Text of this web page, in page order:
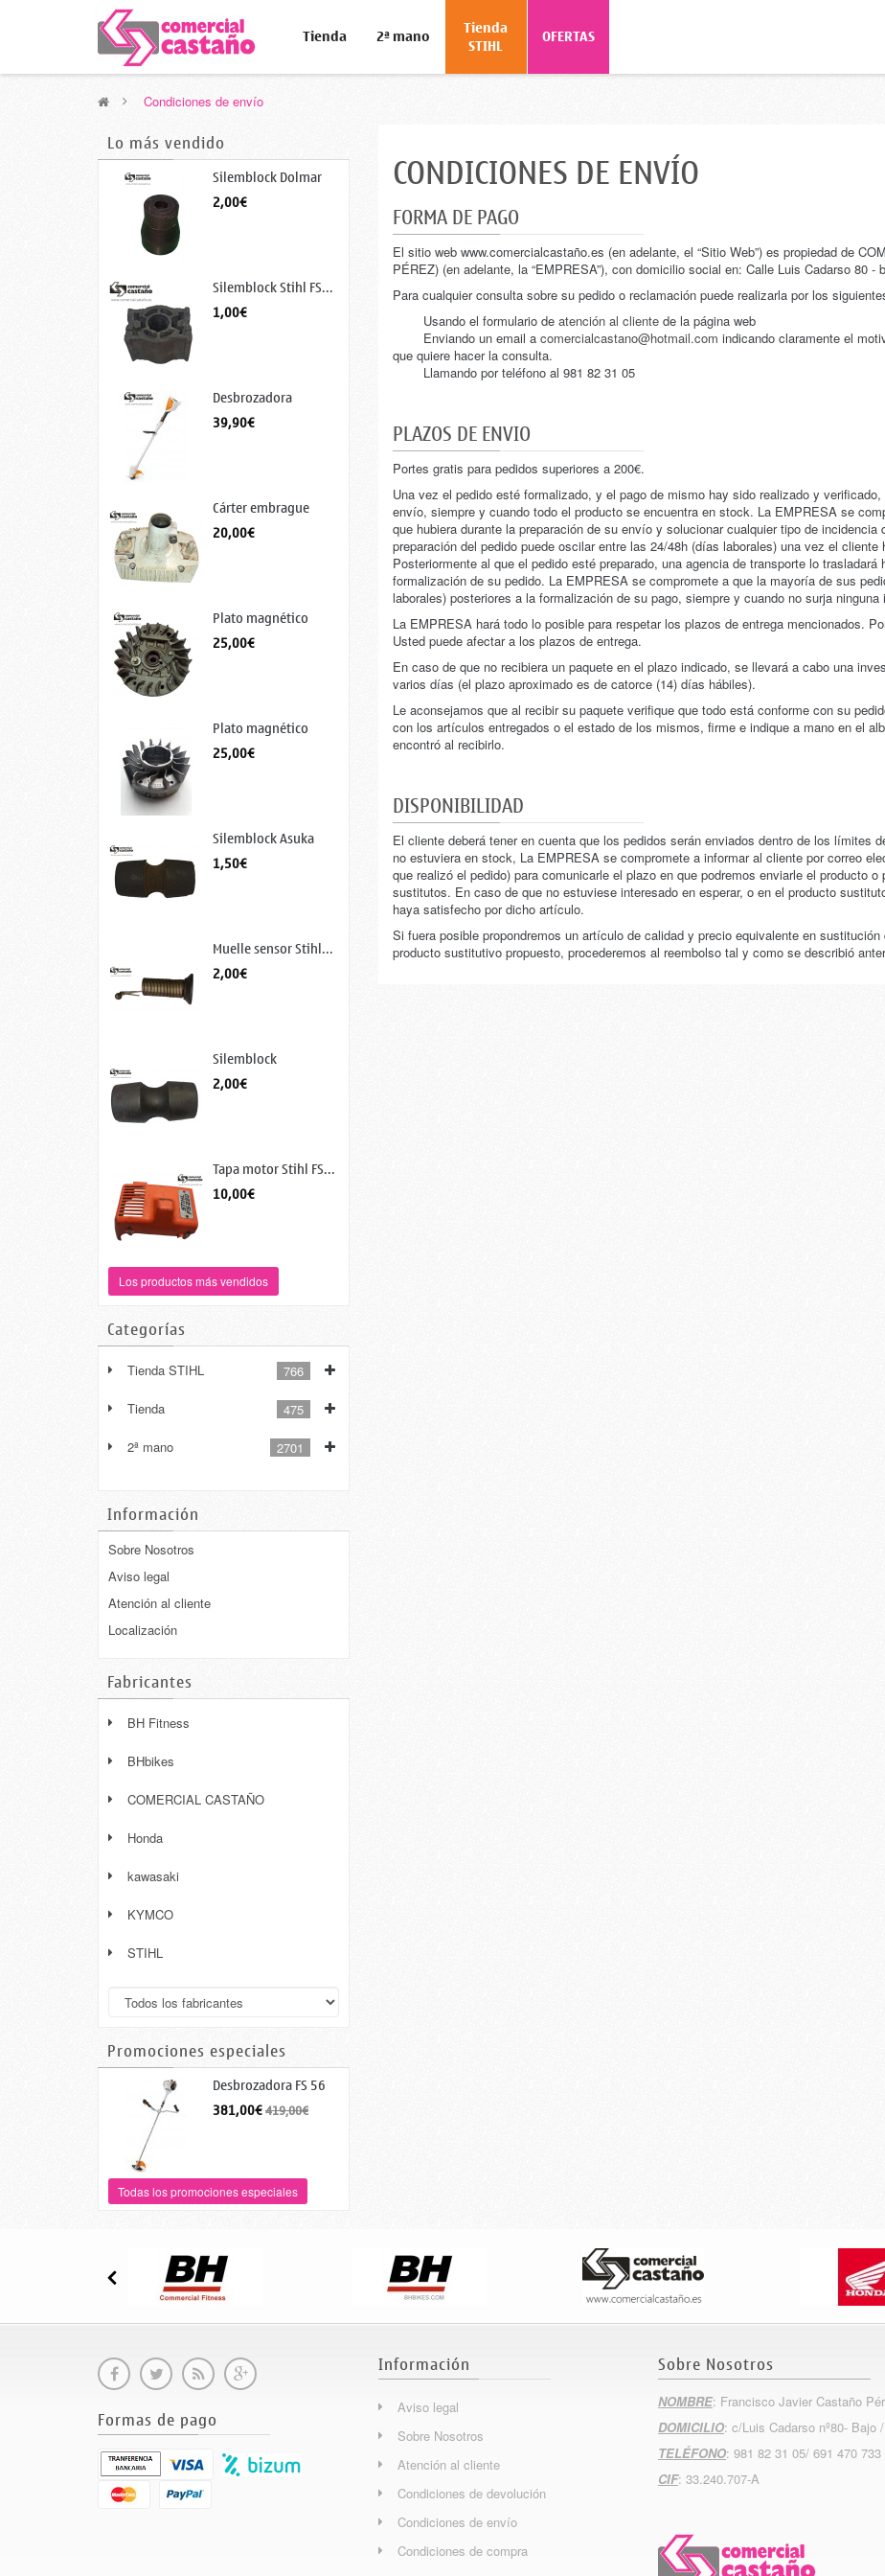
Tienda 2ª mano Tienda
STIHL OFERTAS
> Condiciones de envío
Lo más vendido
Silemblock Dolmar
MS...
2,00€
Silemblock Stihl FS...
1,00€
Desbrozadora
juguete
39,90€
Cárter embrague
STIHL...
20,00€
Plato magnético
Dolmar...
25,00€
Plato magnético
stihl...
25,00€
Silemblock Asuka
1,50€
Muelle sensor Stihl...
2,00€
Silemblock
depósito...
2,00€
Tapa motor Stihl FS...
10,00€
Los productos más vendidos
Categorías
Tienda STIHL 766
Tienda 475
2ª mano 2701
Información
Sobre Nosotros
Aviso legal
Atención al cliente
Localización
Fabricantes
BH Fitness
BHbikes
COMERCIAL CASTAÑO
Honda
kawasaki
KYMCO
STIHL
Promociones especiales
Desbrozadora FS 56
C-E
381,00€419,00€
Todas los promociones especiales
CONDICIONES DE ENVÍO
FORMA DE PAGO
El sitio web www.comercialcastaño.es (en adelante, el “Sitio Web”) es propiedad de
PÉREZ) (en adelante, la “EMPRESA”), con domicilio social en: Calle Luis Cadarso 80 -
Para cualquier consulta sobre su pedido o reclamación puede realizarla por los
Usando el formulario de atención al clientede la página web
Enviando un email a comercialcastano@hotmail.com indicando claramente el
que quiere hacer la consulta.
Llamando por teléfono al 981 82 31 05
PLAZOS DE ENVIO
Portes gratis para pedidos superiores a 200€.
Una vez el pedido esté formalizado, y el pago de mismo hay sido realizado y
envío, siempre y cuando todo el producto se encuentra en stock. La EMPRESA se
que hubiera durante la preparación de su envío y solucionar cualquier tipo de
preparación del pedido puede oscilar entre las 24/48h (días laborales) una vez el
Posteriormente al que el pedido esté preparado, una agencia de transporte lo
formalización de su pedido. La EMPRESA se compromete a que la mayoría de sus
laborales) posteriores a la formalización de su pago, siempre y cuando no surja ninguna
La EMPRESA hará todo lo posible para respetar los plazos de entrega mencionados.
Usted puede afectar a los plazos de entrega.
En caso de que no recibiera un paquete en el plazo indicado, se llevará a cabo una
varios días (el plazo aproximado es de catorce (14) días hábiles).
Le aconsejamos que al recibir su paquete verifique que todo está conforme con su
con los artículos entregados o el estado de los mismos, firme e indique a mano en el
encontró al recibirlo.
DISPONIBILIDAD
El cliente deberá tener en cuenta que los pedidos serán enviados dentro de los límites
no estuviera en stock, La EMPRESA se compromete a informar al cliente por correo
que realizó el pedido) para comunicarle el plazo en que podremos enviarle el producto
sustitutos. En caso de que no estuviese interesado en esperar, o en el producto
haya satisfecho por dicho artículo.
Si fuera posible propondremos un artículo de calidad y precio equivalente en
producto sustitutivo propuesto, procederemos al reembolso tal y como se describió
Formas de pago
Información
Aviso legal
Sobre Nosotros
Atención al cliente
Condiciones de devolución
Condiciones de envío
Condiciones de compra
Sobre Nosotros
NOMBRE: Francisco Javier Castaño
DOMICILIO: c/Luis Cadarso nº80- Bajo
TELÉFONO: 981 82 31 05/ 691 470 733
CIF: 33.240.707-A